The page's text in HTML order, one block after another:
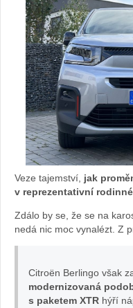
Veze tajemství, jak
v reprezentativní
Zdálo by se, že se na
nedá nic moc vynalézt. Z
Citroën Berlingo však
modernizovaná
s paketem XTR hýří